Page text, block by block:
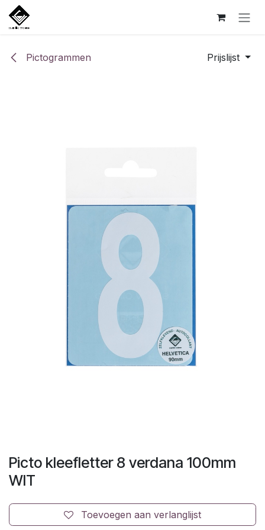
Overslaan naar inhoud
Pictogrammen Prijslijst
Picto kleefletter 8 verdana 100mm
WIT
Toevoegen aan verlanglijst